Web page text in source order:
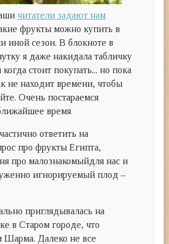
читатели задают нам
фрукты можно купить в
иной сезон. В блокноте в
я даже накидала табличку
стоит покупать... но пока
не находит времени, чтобы
Очень постараемся
время
ответить на
про фрукты Египта,
про малознакомыйдля нас и
игнорируемый плод –
приглядывалась на
в Старом городе, что
Шарма. Далеко не все